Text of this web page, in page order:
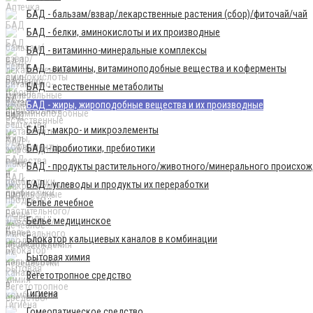
БАД - бальзам/взвар/лекарственные растения (сбор)/фиточай/чай
БАД - белки, аминокислоты и их производные
БАД - витаминно-минеральные комплексы
БАД - витамины, витаминоподобные вещества и коферменты
БАД - естественные метаболиты
БАД - жиры, жироподобные вещества и их производные
БАД - макро- и микроэлементы
БАД - пробиотики, пребиотики
БАД - продукты растительного/животного/минерального
БАД - углеводы и продукты их переработки
Бельё лечебное
Бельё медицинское
Блокатор кальциевых каналов в комбинации
Бытовая химия
Вегетотропное средство
Гигиена